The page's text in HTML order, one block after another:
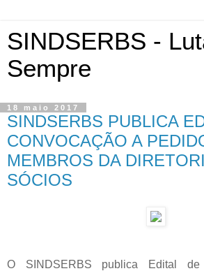
SINDSERBS -
Sempre
18 maio 2017
SINDSERBS PUBLICA
CONVOCAÇÃO A
MEMBROS DA
SÓCIOS
O SINDSERBS publica Edital de